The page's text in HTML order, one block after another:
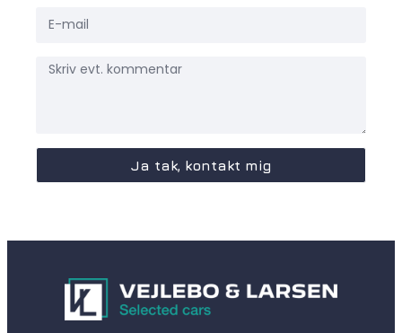
Ja tak, kontakt mig